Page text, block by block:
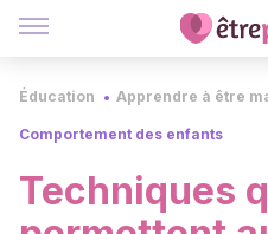
Éducation Apprendre à être
Comportement des enfants
Techniques